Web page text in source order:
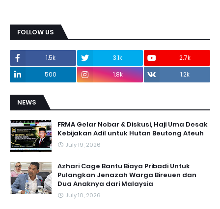
FOLLOW US
1.5k 3.1k
2.7k
500
1.8k 1.2k
NEWS
FRMA Gelar Nobar & Diskusi, Haji Uma Desak
Kebijakan Adil untuk Hutan Beutong Ateuh
July 19, 2026
Azhari Cage Bantu Biaya Pribadi Untuk
Pulangkan Jenazah Warga Bireuen dan
Dua Anaknya dari Malaysia
July 10, 2026